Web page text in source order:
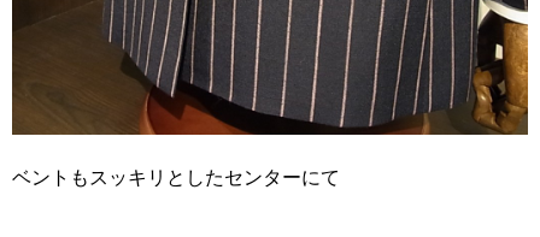
ベントもスッキリとしたセンターにて